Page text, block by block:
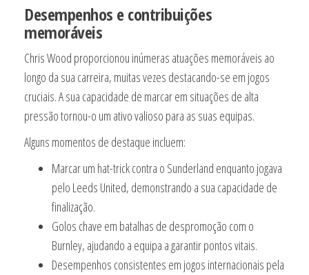
Desempenhos e contribuições
memoráveis
Chris Wood proporcionou inúmeras atuações memoráveis ao
longo da sua carreira, muitas vezes destacando-se em jogos
cruciais. A sua capacidade de marcar em situações de alta
pressão tornou-o um ativo valioso para as suas equipas.
Alguns momentos de destaque incluem:
Marcar um hat-trick contra o Sunderland enquanto jogava
pelo Leeds United, demonstrando a sua capacidade de
finalização.
Golos chave em batalhas de despromoção com o
Burnley, ajudando a equipa a garantir pontos vitais.
Desempenhos consistentes em jogos internacionais pela